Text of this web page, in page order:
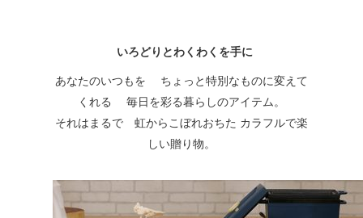
いろどりとわくわくを手に
あなたのいつもを ちょっと特別なものに変えて
くれる 毎日を彩る暮らしのアイテム。
それはまるで 虹からこぼれおちた カラフルで楽
しい贈り物。